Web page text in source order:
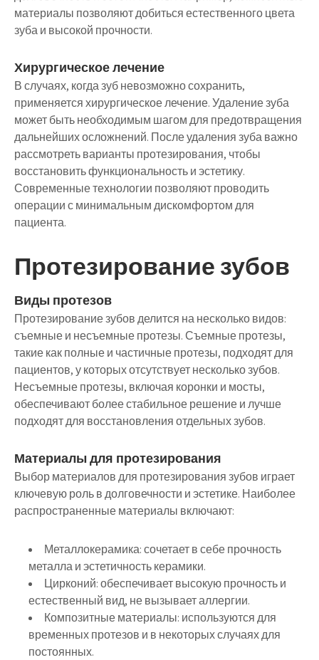
материалы позволяют добиться естественного цвета
зуба и высокой прочности.
Хирургическое лечение
В случаях, когда зуб невозможно сохранить,
применяется хирургическое лечение. Удаление зуба
может быть необходимым шагом для предотвращения
дальнейших осложнений. После удаления зуба важно
рассмотреть варианты протезирования, чтобы
восстановить функциональность и эстетику.
Современные технологии позволяют проводить
операции с минимальным дискомфортом для
пациента.
Протезирование зубов
Виды протезов
Протезирование зубов делится на несколько видов:
съемные и несъемные протезы. Съемные протезы,
такие как полные и частичные протезы, подходят для
пациентов, у которых отсутствует несколько зубов.
Несъемные протезы, включая коронки и мосты,
обеспечивают более стабильное решение и лучше
подходят для восстановления отдельных зубов.
Материалы для протезирования
Выбор материалов для протезирования зубов играет
ключевую роль в долговечности и эстетике. Наиболее
распространенные материалы включают:
Металлокерамика:сочетает в себе прочность
металла и эстетичность керамики.
Цирконий:обеспечивает высокую прочность и
естественный вид, не вызывает аллергии.
Композитные материалы: используются для
временных протезов и в некоторых случаях для
постоянных.